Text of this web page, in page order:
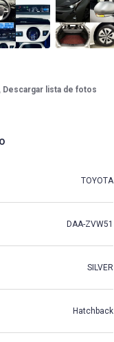
Descargar lista de fotos
TOYOTA
DAA-ZVW51
SILVER
Hatchback